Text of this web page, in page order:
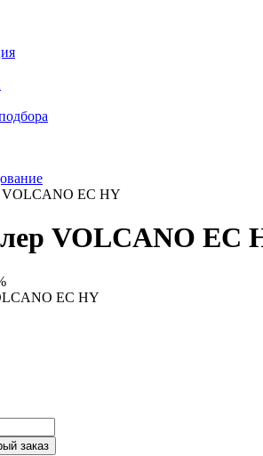
VOLCANO EC HY
VOLCANO EC
заказ